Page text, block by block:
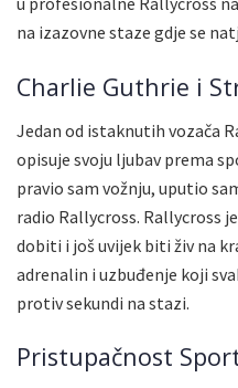
na izazovne staze gdje se
Charlie Guthrie i
Jedan od istaknutih vozača
opisuje svoju ljubav prema
pravio sam vožnju, uputio
radio Rallycross. Rallycross
dobiti i još uvijek biti živ na
adrenalin i uzbuđenje koji
protiv sekundi na stazi.
Pristupačnost